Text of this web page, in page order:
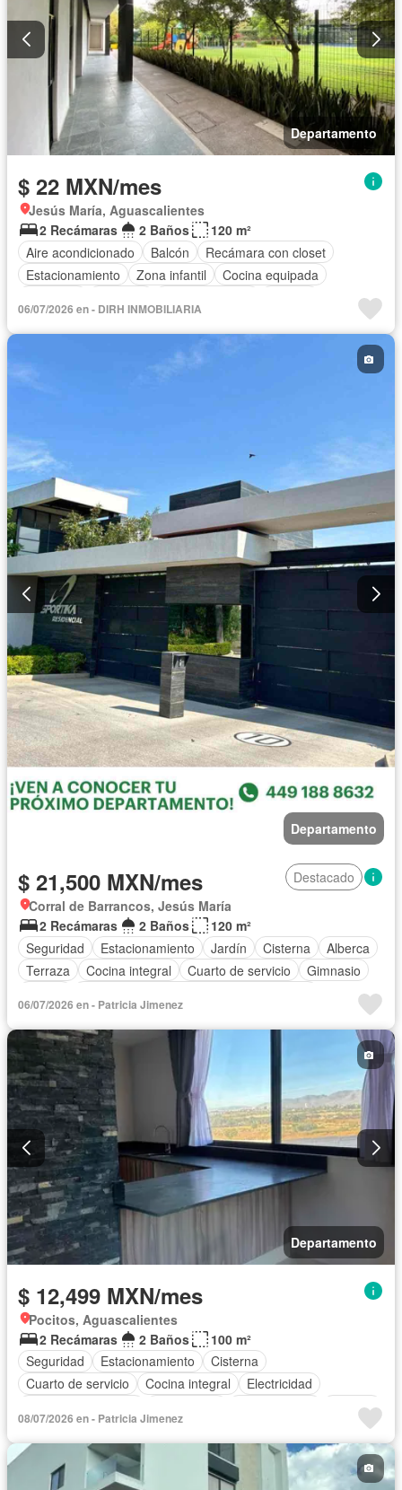
Departamento
$ 22 MXN/mes
Jesús María, Aguascalientes
2 Recámaras
2 Baños
120 m²
Aire acondicionado
Balcón
Recámara con closet
Estacionamiento
Zona infantil
Cocina equipada
Cancha de tenis
Terraza Televisión por cable
Cuarto de servicio
Acceso para personas con discapacidad
Electricidad
06/07/2026 en - DIRH INMOBILIARIA
Departamento
$ 21,500 MXN/mes
Destacado
Corral de Barrancos, Jesús María
2 Recámaras
2 Baños
120 m²
Seguridad
Estacionamiento Jardín Cisterna
Alberca
Terraza
Cocina integral Cuarto de servicio
Gimnasio
Cocina equipada
Internet
Sala polivalente
Electricidad
Cancha de tenis
Asador
Zonas verdes
Recámara con closet
Caseta de vigilancia
Sauna
Solo familias
Completamente amueblado
06/07/2026 en - Patricia Jimenez
Departamento
$ 12,499 MXN/mes
Pocitos, Aguascalientes
2 Recámaras
2 Baños
100 m²
Seguridad
Estacionamiento
Cisterna
Cuarto de servicio
Cocina integral
Electricidad
Bodega
Recámara con closet
Wifi
Solo familias
Sin amueblar
08/07/2026 en - Patricia Jimenez